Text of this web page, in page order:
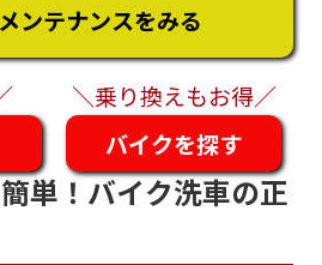
ンテナンスをみる
＼乗り換えもお得／
バイクを探す
単！バイク洗車の正